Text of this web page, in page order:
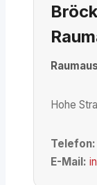
Hohe
Telefon:
E-Mail: